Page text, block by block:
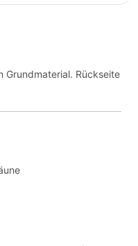
Grundmaterial. Rückseite